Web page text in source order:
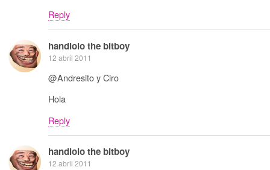
Reply
handlolo the bitboy
12 abril 2011
@Andresito y Ciro
Hola
Reply
handlolo the bitboy
12 abril 2011